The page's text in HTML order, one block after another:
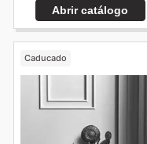
Abrir catálogo
Caducado